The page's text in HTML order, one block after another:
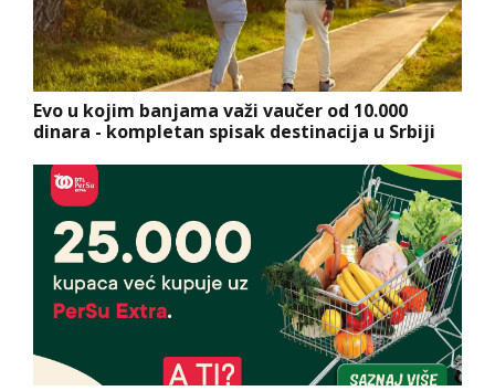
Evo u kojim banjama važi vaučer od 10.000
dinara - kompletan spisak destinacija u Srbiji